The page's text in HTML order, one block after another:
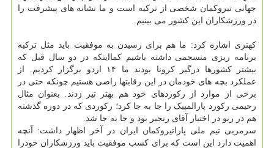
جهانی تیروکمان شخصی از ترکیه است و ما نشانه های پیشرفت را
در ورزشکاران این کشور می بینیم.
کهتری اشاره کرد: ما هم برای رسیدن به موفقیت باید مثل ترکیه
برنامه ریزی منسجمی داشته باشیم کمااینکه در دو سال قبل که
بیشتر کشورها درگیر کرونا بودند ما ۱۴ اردو برگزار کردیم. از
عملکرد بچه های خودمان در این رقابتها راضی هستیم چونکه حتی در
برخی از موارد از رکوردهای خود هم بهتر تیر زدند. بعنوان مثال
رحیمی رکورد پارالمپیک را جا به جا کرد؛ رکوردی که در دوره گذشته
هم در ریو در اختیار آقای رنجبر بود و جا به جا شد.
سرمربی تیم ملی پاراتیروکمان ایران در آخر اظهار داشت: آنچه
اهمیت دارد این است که برای کسب موفقیت باید ورزشکاران خودرا